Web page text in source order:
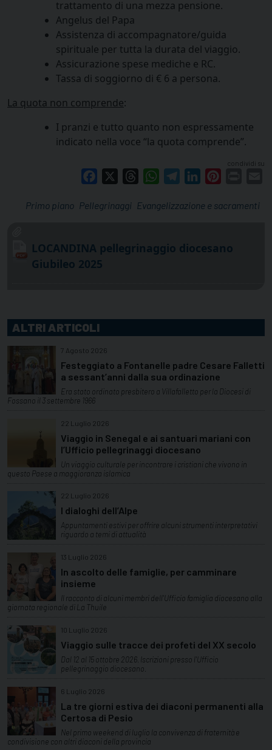
trattamento di una mezza pensione.
Angelus del Papa
Assistenza di accompagnatore/guida
spirituale per tutta la durata del viaggio.
Assicurazione spese mediche e RC.
Tassa di soggiorno di € 6 a persona.
La quota non comprende:
I pranzi e tutto quanto non espressamente
indicato nella voce “la quota comprende”.
condividi su
Facebook ThreadsWhatsAppTelegramLinkedIn
Evangelizzazione e sacramenti
Pellegrinaggi
Primo piano
LOCANDINA pellegrinaggio diocesano
Giubileo 2025
ALTRI ARTICOLI
7 Agosto 2026
Festeggiato a Fontanelle padre Cesare Falletti
a sessant’anni dalla sua ordinazione
Era stato ordinato presbitero a Villafalletto per la Diocesi di
Fossano il 3 settembre 1966
22 Luglio 2026
Viaggio in Senegal e ai santuari mariani con
l’Ufficio pellegrinaggi diocesano
Un viaggio culturale per incontrare i cristiani che vivono in
questo Paese a maggioranza islamica
22 Luglio 2026
I dialoghi dell’Alpe
Appuntamenti estivi per offrire alcuni strumenti interpretativi
riguardo a temi di attualità
13 Luglio 2026
In ascolto delle famiglie, per camminare
insieme
Il racconto di alcuni membri dell'Ufficio famiglia diocesano alla
giornata regionale di La Thuile
10 Luglio 2026
Viaggio sulle tracce dei profeti del XX secolo
Dal 12 al 15 ottobre 2026. Iscrizioni presso l'Ufficio
pellegrinaggio diocesano.
6 Luglio 2026
La tre giorni estiva dei diaconi permanenti alla
Certosa di Pesio
Nel primo weekend di luglio la convivenza di fraternità e
condivisione con altri diaconi della provincia